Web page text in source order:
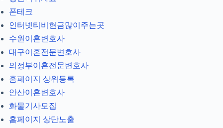
폰테크
인터넷티비현금많이주는곳
수원이혼변호사
대구이혼전문변호사
의정부이혼전문변호사
홈페이지 상위등록
안산이혼변호사
화물기사모집
홈페이지 상단노출